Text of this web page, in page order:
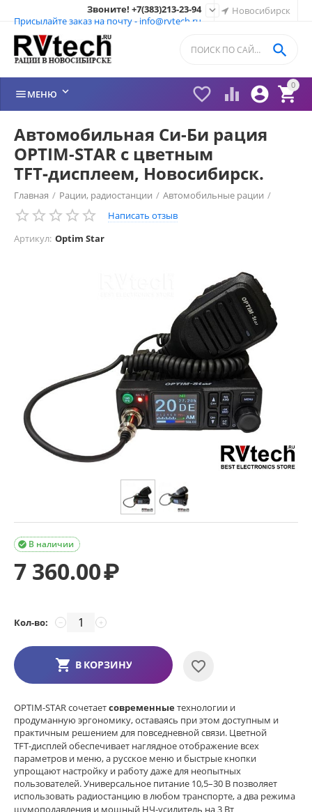
Новосибирск
Звоните! +7(383)213-23-94
Присылайте заказ на почту - info@rvtech.ru

0


 

МЕНЮ 
Автомобильная Си-Би рация
OPTIM-STAR с цветным
TFT‑дисплеем, Новосибирск.
Главная / Рации, радиостанции / Автомобильные рации /
Optim /
Написать отзыв
Артикул: Optim Star
В наличии

7 360.00₽
Кол-во: +
−
В КОРЗИНУ
OPTIM-STAR сочетаетсовременные технологии и
продуманную эргономику, оставаясь при этом доступным и
практичным решением для повседневной связи. Цветной
TFT‑дисплей обеспечивает наглядное отображение всех
параметров и меню, а русское меню и быстрые кнопки
упрощают настройку и работу даже для неопытных
пользователей. Универсальное питание 10,5–30 В позволяет
использовать радиостанцию в любом транспорте, а два режима
шумоподавления и мощный НЧ‑усилитель на 3 Вт